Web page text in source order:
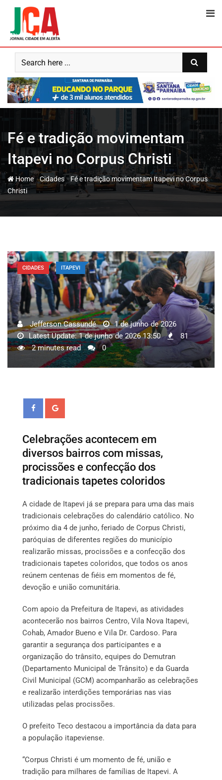
content
Fé e tradição movimentam
Itapevi no Corpus Christi
Home-Cidades-Fé e tradição movimentam Itapevi no Corpus
Christi
CIDADES ITAPEVI
Jefferson Cassundé
1 de junho de 2026
Latest Update: 1 de junho de 2026 13:50
81
2 minutes read
0
Celebrações acontecem em
diversos bairros com missas,
procissões e confecção dos
tradicionais tapetes coloridos
A cidade de Itapevi já se prepara para uma das mais
tradicionais celebrações do calendário católico. No
próximo dia 4 de junho, feriado de Corpus Christi,
paróquias de diferentes regiões do município
realizarão missas, procissões e a confecção dos
tradicionais tapetes coloridos, que todos os anos
reúnem centenas de fiéis em momentos de fé,
devoção e união comunitária.
Com apoio da Prefeitura de Itapevi, as atividades
acontecerão nos bairros Centro, Vila Nova Itapevi,
Cohab, Amador Bueno e Vila Dr. Cardoso. Para
garantir a segurança dos participantes e a
organização do trânsito, equipes do Demutran
(Departamento Municipal de Trânsito) e da Guarda
Civil Municipal (GCM) acompanharão as celebrações
e realizarão interdições temporárias nas vias
utilizadas pelas procissões.
O prefeito Teco destacou a importância da data para
a população itapeviense.
“Corpus Christi é um momento de fé, união e
tradição para milhares de famílias de Itapevi. A